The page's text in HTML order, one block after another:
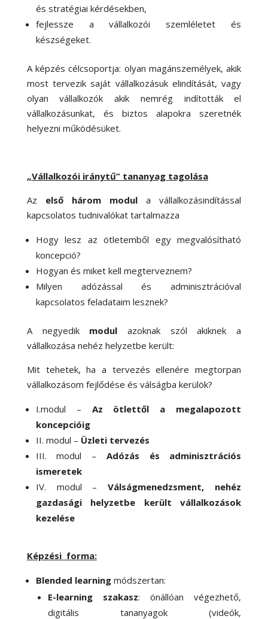
és stratégiai kérdésekben,
fejlessze a vállalkozói szemléletet és
készségeket.
A képzés célcsoportja: olyan magánszemélyek, akik
most tervezik saját vállalkozásuk elindítását, vagy
olyan vállalkozók akik nemrég indították el
vállalkozásunkat, és biztos alapokra szeretnék
helyezni működésüket.
„Vállalkozói iránytű” tananyag tagolása
Az
első három modul
a vállalkozásindítással
kapcsolatos tudnivalókat tartalmazza
Hogy lesz az ötletemből egy megvalósítható
koncepció?
Hogyan és miket kell megterveznem?
Milyen adózással és adminisztrációval
kapcsolatos feladataim lesznek?
A negyedik modul
azoknak szól akiknek a
vállalkozása nehéz helyzetbe került:
Mit tehetek, ha a tervezés ellenére megtorpan
vállalkozásom fejlődése és válságba kerülök?
I.modul –
Az ötlettől a megalapozott
koncepcióig
II. modul – Üzleti tervezés
III. modul –
Adózás és adminisztrációs
ismeretek
IV. modul –
Válságmenedzsment, nehéz
gazdasági helyzetbe került
vállalkozások
kezelése
Képzési forma:
Blended learning módszertan:
E-learning szakasz: önállóan végezhető,
digitális tananyagok (videók,